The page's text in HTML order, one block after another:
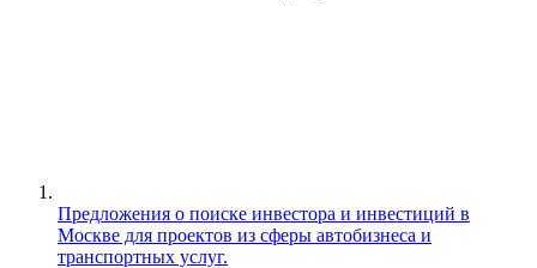
Предложения о поиске инвестора и инвестиций в
Москве для проектов из сферы автобизнеса и
транспортных услуг.